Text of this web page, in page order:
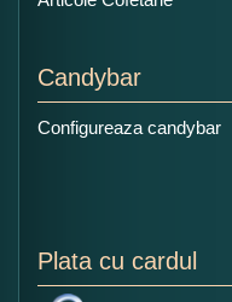
Candybar
Configureaza candybar
Plata cu cardul